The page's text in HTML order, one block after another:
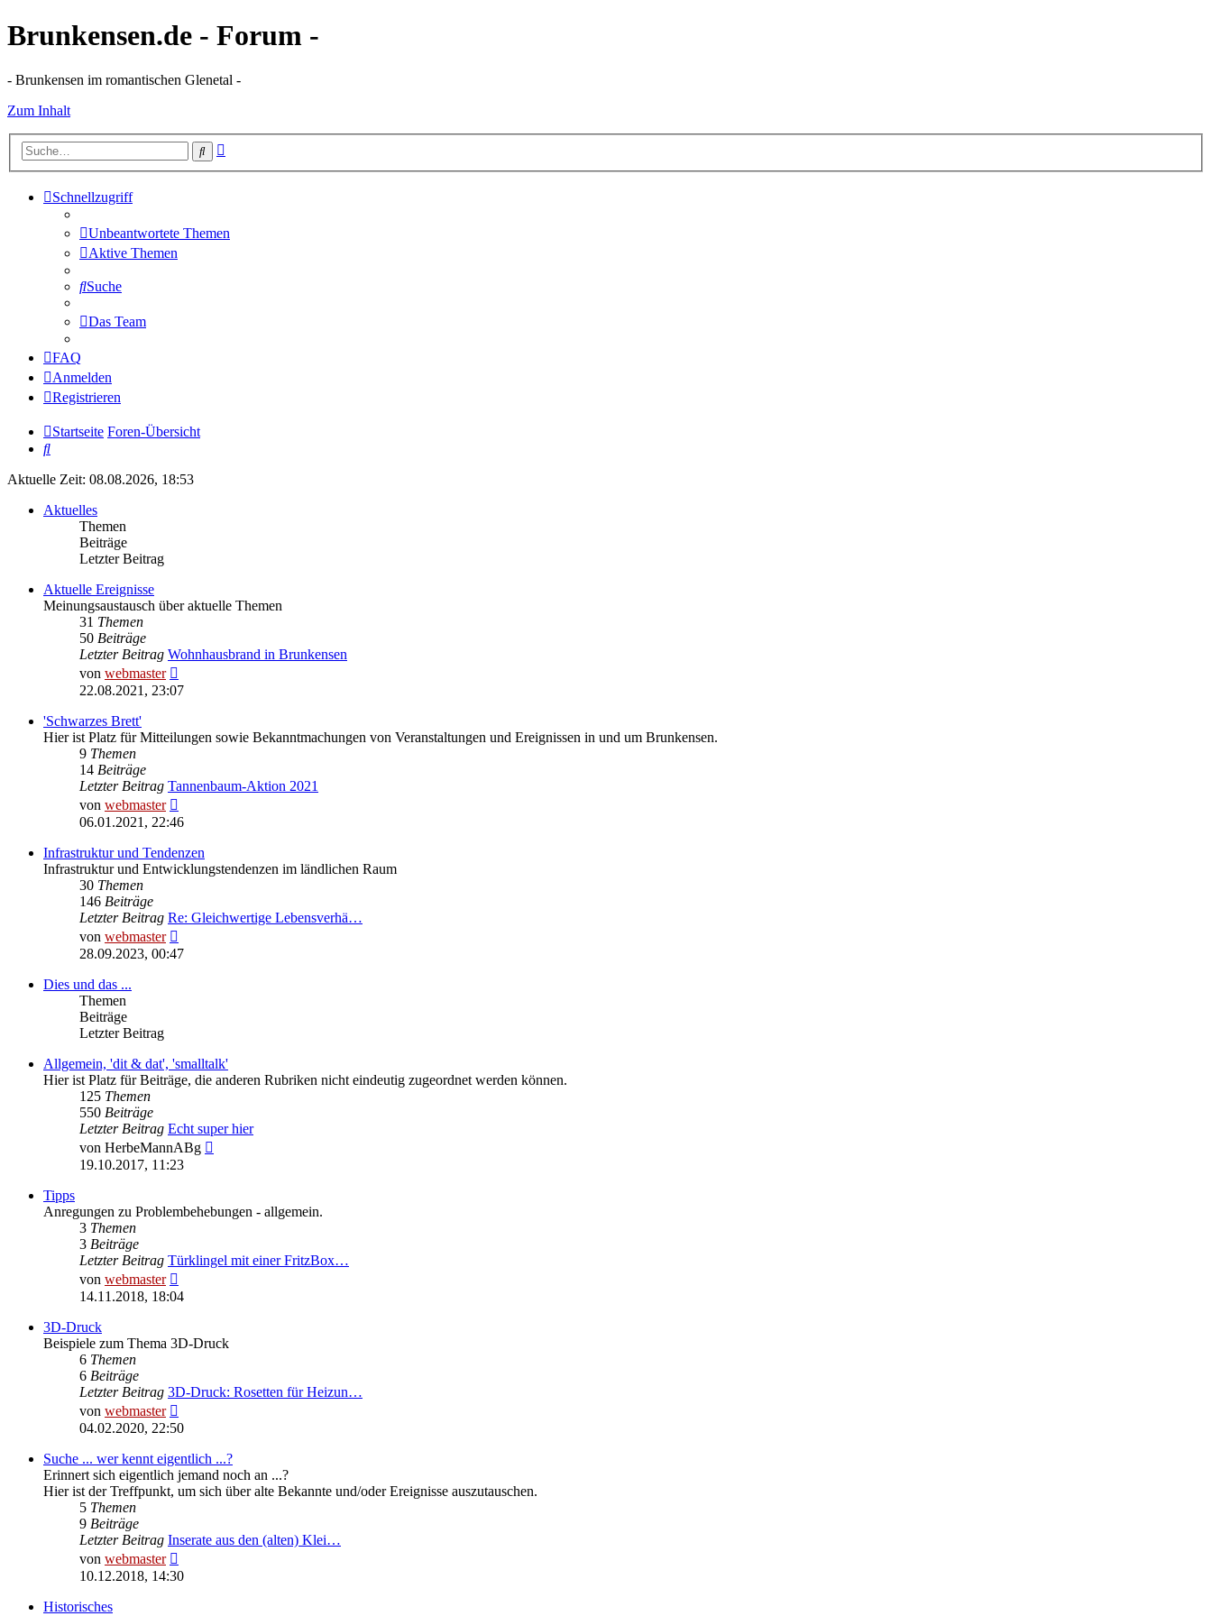
Brunkensen.de - Forum -
- Brunkensen im romantischen Glenetal -
Zum Inhalt
Suche
Schnellzugriff
Unbeantwortete Themen
Aktive Themen
Suche
Das Team
FAQ
Anmelden
Registrieren
Startseite Foren-Übersicht
Suche
Aktuelle Zeit: 08.08.2026, 18:53
Aktuelles
Themen
Beiträge
Letzter Beitrag
Aktuelle Ereignisse
Meinungsaustausch über aktuelle Themen
31 Themen
50 Beiträge
Letzter Beitrag Wohnhausbrand in Brunkensen
von webmaster
Beitrag
22.08.2021, 23:07
'Schwarzes Brett'
Hier ist Platz für Mitteilungen sowie Bekanntmachungen von Veranstaltungen und Ereignissen in und um Brunkensen.
9 Themen
14 Beiträge
Letzter Beitrag Tannenbaum-Aktion 2021
von webmaster
Beitrag
06.01.2021, 22:46
Infrastruktur und Tendenzen
Infrastruktur und Entwicklungstendenzen im ländlichen Raum
30 Themen
146 Beiträge
Letzter Beitrag Re: Gleichwertige Lebensverhä…
von webmaster
Beitrag
28.09.2023, 00:47
Dies und das ...
Themen
Beiträge
Letzter Beitrag
Allgemein, 'dit & dat', 'smalltalk'
Hier ist Platz für Beiträge, die anderen Rubriken nicht eindeutig zugeordnet werden können.
125 Themen
550 Beiträge
Letzter Beitrag Echt super hier
von HerbeMannABg
19.10.2017, 11:23
Tipps
Anregungen zu Problembehebungen - allgemein.
3 Themen
3 Beiträge
Letzter Beitrag Türklingel mit einer FritzBox…
von webmaster
Beitrag
14.11.2018, 18:04
3D-Druck
Beispiele zum Thema 3D-Druck
6 Themen
6 Beiträge
Letzter Beitrag 3D-Druck: Rosetten für Heizun…
von webmaster
Beitrag
04.02.2020, 22:50
Suche ... wer kennt eigentlich ...?
Erinnert sich eigentlich jemand noch an ...?
Hier ist der Treffpunkt, um sich über alte Bekannte und/oder Ereignisse auszutauschen.
5 Themen
9 Beiträge
Letzter Beitrag Inserate aus den (alten) Klei…
von webmaster
Beitrag
10.12.2018, 14:30
Historisches